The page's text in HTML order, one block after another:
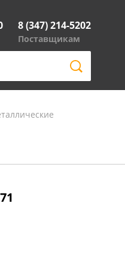
8 (347) 214-5202
Поставщикам